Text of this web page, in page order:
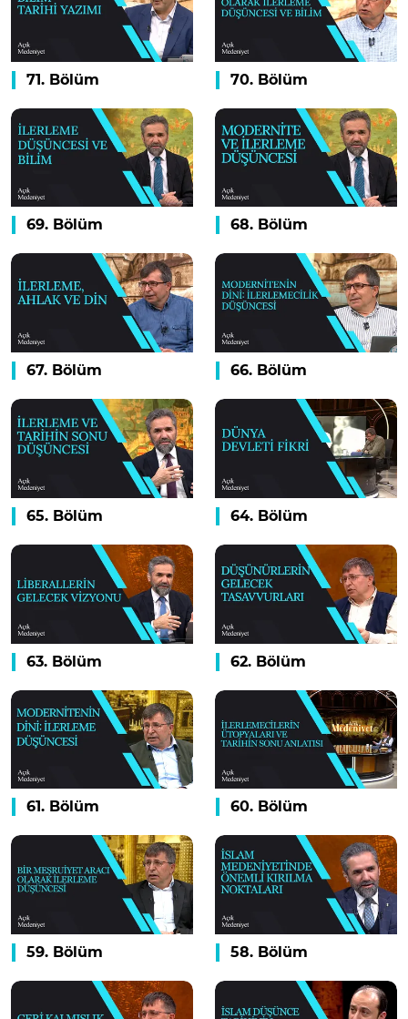
71. Bölüm 70. Bölüm
69. Bölüm 68. Bölüm
67. Bölüm 66. Bölüm
65. Bölüm 64. Bölüm
63. Bölüm 62. Bölüm
61. Bölüm 60. Bölüm
59. Bölüm 58. Bölüm